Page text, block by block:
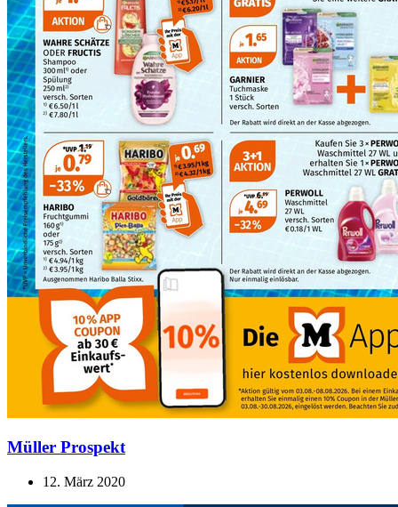
Müller Prospekt
12. März 2020